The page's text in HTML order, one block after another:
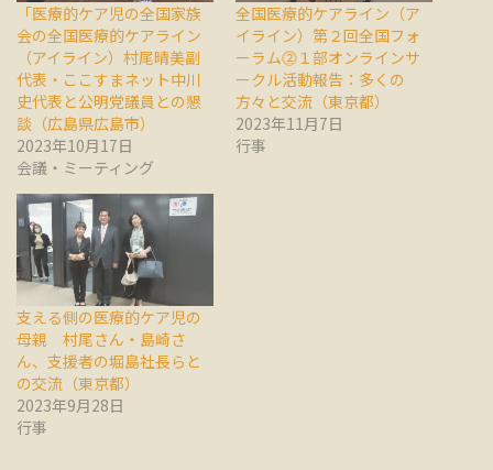
「医療的ケア児の全国家族
会の全国医療的ケアライン
（アイライン）村尾晴美副
代表・ここすまネット中川
史代表と公明党議員との懇
談（広島県広島市）
2023年10月17日
会議・ミーティング
全国医療的ケアライン（ア
イライン）第２回全国フォ
ーラム⓶１部オンラインサ
ークル活動報告：多くの
方々と交流（東京都）
2023年11月7日
行事
支える側の医療的ケア児の
母親 村尾さん・島崎さ
ん、支援者の堀島社長らと
の交流（東京都）
2023年9月28日
行事